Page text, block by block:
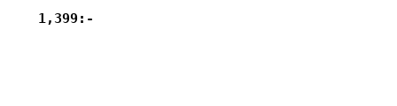
1,399 :-